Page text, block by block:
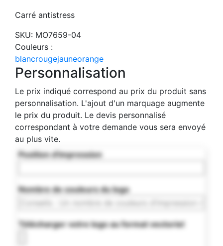
Carré antistress
SKU: MO7659-04
Couleurs :
blancrougejauneorange
Personnalisation
Le prix indiqué correspond au prix du produit sans
personnalisation. L'ajout d'un marquage augmente
le prix du produit. Le devis personnalisé
correspondant à votre demande vous sera envoyé
au plus vite.
Position d'impression
Nombre de couleurs du logo
Télécharger votre logo au format vectoriel